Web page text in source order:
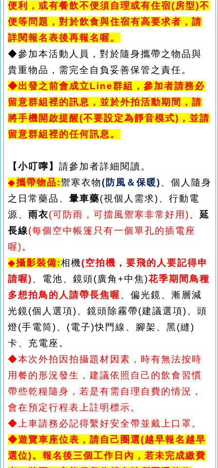
便利，或有餐飲不便須自理或有住宿(房型)不
便等問題，對於飲食與住宿有高要求者，請
詳閱報名表後再報名喔。
◆參加本活動人員，對於隨身攜帶之物品與
貴重物品，需完全自負妥善保管之責任。
◆出發之前會成立Line群組，參加者請務必
留意群組裡的訊息，並於外拍活動期間，請
將手機開啟提醒(不要設定為靜音模式)，並請
留意群組裡的任何訊息。
【小叮嚀】 請參加者詳細閱讀。
◆攜帶物品:禦寒衣物(防風＆保暖)、個人隨身
之日常藥品、 暈車藥(視個人需求)、行動電
源、 雨衣(可防雨，可擋風禦寒非常好用)、 延
長線(每個空中帳篷只有一個單孔的插電座
喔)。
◆攝影裝備:相機(空拍機，要飛的人要記得申
請喔)、電池、鏡頭(廣角+中焦)花季期間鳥種
多想拍鳥的人請帶長焦喔、偏光鏡、漸層減
光鏡(個人選項)、鏡頭除霧帶(建議選項)、頭
燈(手電筒)、(電子)快門線、腳架、 黑(縫)
卡、充電座。
◆本次外拍因拍攝題材因素，時有無法按時
用餐的形況發生，建議依照自己的飲食習慣
帶些乾糧隨身，若是有需自理自費的情況，
會在預定行程表上註明標示。
◆上車請務必記得繫好安全帶並戴上口罩。
◆遊覽車座位表 ， 請自己圈選(越早報名越早
選位)。 報名後三個工作日內，若未完成繳費